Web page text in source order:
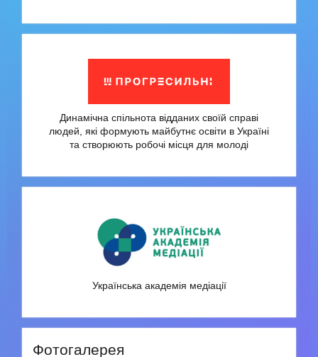
Динамічна спільнота відданих своїй справі
людей, які формують майбутнє освіти в Україні
та створюють робочі місця для молоді
Українська академія медіації
Фотогалерея